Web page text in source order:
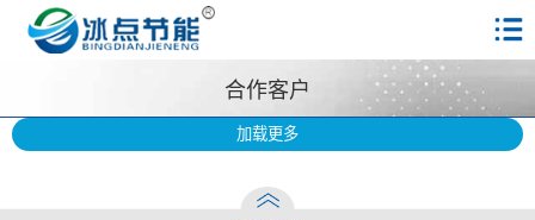
合作客户
加载更多